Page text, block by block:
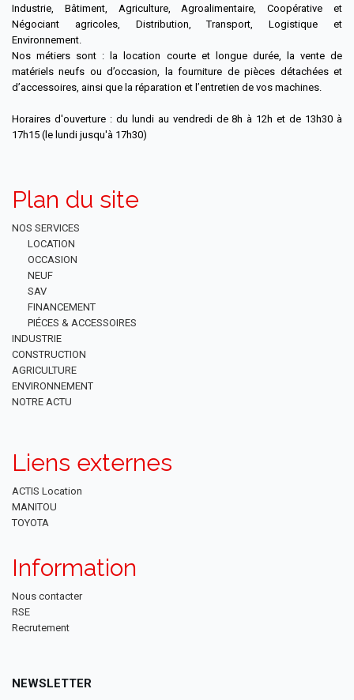
Industrie, Bâtiment, Agriculture, Agroalimentaire, Coopérative et
Négociant agricoles, Distribution, Transport, Logistique et
Environnement.
Nos métiers sont : la location courte et longue durée, la vente de
matériels neufs ou d’occasion, la fourniture de pièces détachées et
d’accessoires, ainsi que la réparation et l’entretien de vos machines.
Horaires d'ouverture : du lundi au vendredi de 8h à 12h et de 13h30 à
17h15 (le lundi jusqu'à 17h30)
Plan du site
NOS SERVICES
LOCATION
OCCASION
NEUF
SAV
FINANCEMENT
PIÉCES & ACCESSOIRES
INDUSTRIE
CONSTRUCTION
AGRICULTURE
ENVIRONNEMENT
NOTRE ACTU
Liens externes
ACTIS Location
MANITOU
TOYOTA
Information
Nous contacter
RSE
Recrutement
NEWSLETTER